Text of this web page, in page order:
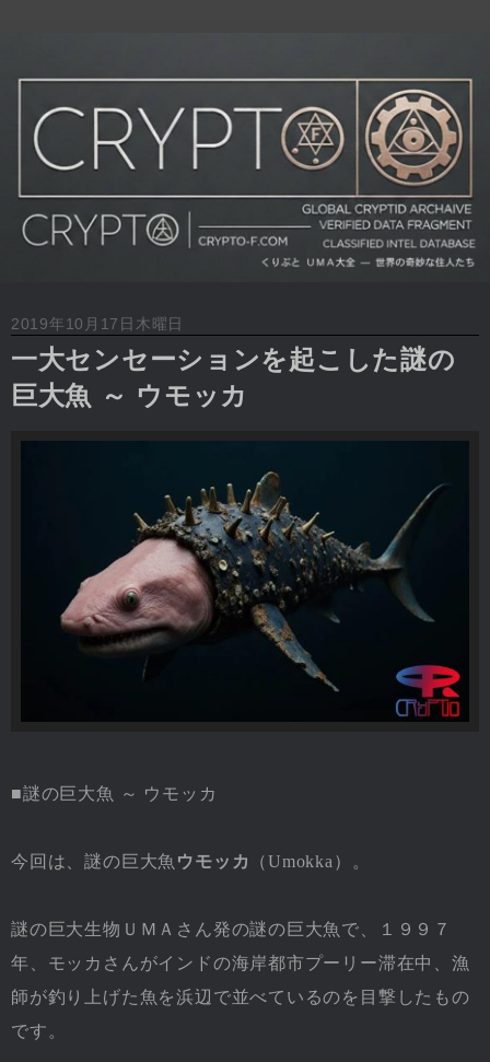
2019年10月17日木曜日
一大センセーションを起こした謎の
巨大魚 ～ ウモッカ
■謎の巨大魚 ～ ウモッカ
今回は、謎の巨大魚 ウモッカ （Umokka）。
謎の巨大生物ＵＭＡさん発の謎の巨大魚で、１９９７
年、モッカさんがインドの海岸都市プーリー滞在中、漁
師が釣り上げた魚を浜辺で並べているのを目撃したもの
です。